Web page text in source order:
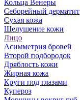
Кольца Венеры
Себорейный дерматит
Сухая кожа
Шелушение кожи
Лицо
Асимметрия бровей
Второй подбородок
Дряблость кожи
Жирная кожа
Круги под глазами
Купероз